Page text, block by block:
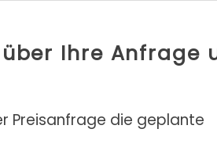
Ihre Anfrage
Preisanfrage die geplante